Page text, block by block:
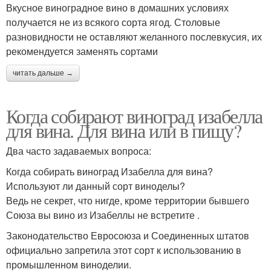
Вкусное виноградное вино в домашних условиях
получается не из всякого сорта ягод. Столовые
разновидности не оставляют желанного послевкусия, их
рекомендуется заменять сортами
читать дальше →
Когда собирают виноград изабелла
для вина. Для вина или в пищу?
Два часто задаваемых вопроса:
Когда собирать виноград Изабелла для вина?
Используют ли данный сорт виноделы?
Ведь не секрет, что нигде, кроме территории бывшего
Союза вы вино из Изабеллы не встретите .
Законодательство Евросоюза и Соединенных штатов
официально запретила этот сорт к использованию в
промышленном виноделии.